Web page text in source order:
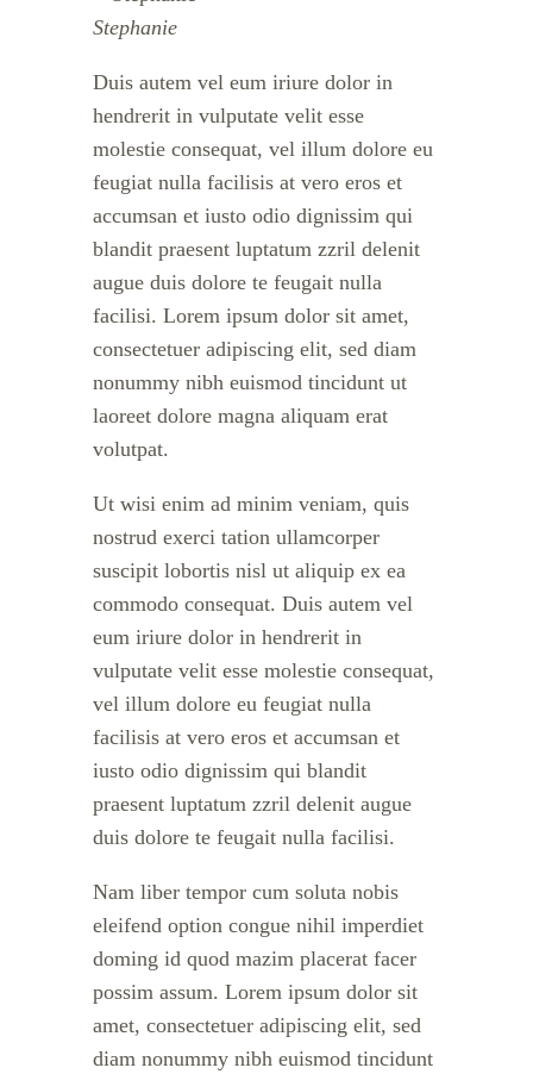
Stephanie
Duis autem vel eum iriure dolor in
hendrerit in vulputate velit esse
molestie consequat, vel illum dolore eu
feugiat nulla facilisis at vero eros et
accumsan et iusto odio dignissim qui
blandit praesent luptatum zzril delenit
augue duis dolore te feugait nulla
facilisi. Lorem ipsum dolor sit amet,
consectetuer adipiscing elit, sed diam
nonummy nibh euismod tincidunt ut
laoreet dolore magna aliquam erat
volutpat.
Ut wisi enim ad minim veniam, quis
nostrud exerci tation ullamcorper
suscipit lobortis nisl ut aliquip ex ea
commodo consequat. Duis autem vel
eum iriure dolor in hendrerit in
vulputate velit esse molestie consequat,
vel illum dolore eu feugiat nulla
facilisis at vero eros et accumsan et
iusto odio dignissim qui blandit
praesent luptatum zzril delenit augue
duis dolore te feugait nulla facilisi.
Nam liber tempor cum soluta nobis
eleifend option congue nihil imperdiet
doming id quod mazim placerat facer
possim assum. Lorem ipsum dolor sit
amet, consectetuer adipiscing elit, sed
diam nonummy nibh euismod tincidunt